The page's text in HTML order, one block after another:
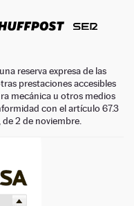
reserva expresa de las
prestaciones accesibles
mecánica u otros medios
con el artículo 67.3
2 de noviembre.